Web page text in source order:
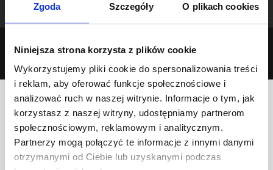
Zgoda Szczegóły O plikach cookies
Niniejsza strona korzysta z plików cookie
Wykorzystujemy pliki cookie do spersonalizowania treści
i reklam, aby oferować funkcje społecznościowe i
analizować ruch w naszej witrynie. Informacje o tym, jak
korzystasz z naszej witryny, udostępniamy partnerom
społecznościowym, reklamowym i analitycznym.
Partnerzy mogą połączyć te informacje z innymi danymi
otrzymanymi od Ciebie lub uzyskanymi podczas
Polityka prywatności
Kontakt
© 2026 Przytulam